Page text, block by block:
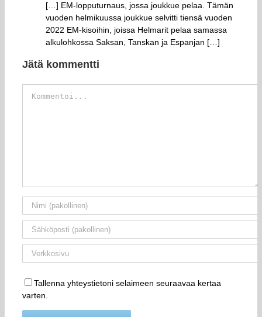
[…] EM-lopputurnaus, jossa joukkue pelaa. Tämän
vuoden helmikuussa joukkue selvitti tiensä vuoden
2022 EM-kisoihin, joissa Helmarit pelaa samassa
alkulohkossa Saksan, Tanskan ja Espanjan […]
Jätä kommentti
Tallenna yhteystietoni selaimeen seuraavaa kertaa
varten.